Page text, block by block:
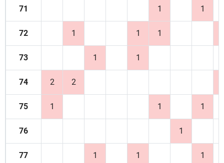
71 1 1
72 1 1 1
73 1 1
74 2 2
75 1 1 1
76 1
77 1 1 1